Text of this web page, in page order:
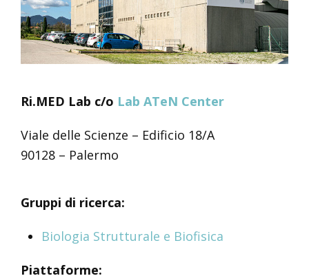
Ri.MED Lab c/o Lab ATeN Center
Viale delle Scienze – Edificio 18/A
90128 – Palermo
Gruppi di ricerca:
Biologia Strutturale e Biofisica
Piattaforme: